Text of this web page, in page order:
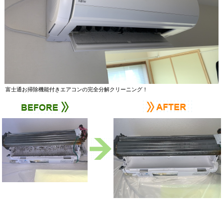
富士通お掃除機能付きエアコンの完全分解クリーニング！